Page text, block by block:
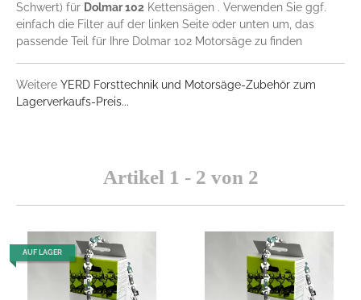
Schwert) für Dolmar 102 Kettensägen . Verwenden Sie ggf.
einfach die Filter auf der linken Seite oder unten um, das
passende Teil für Ihre Dolmar 102 Motorsäge zu finden
Weitere YERD Forsttechnik und Motorsäge-Zubehör zum
Lagerverkaufs-Preis...
Artikel 1 - 2 von 2
AUF LAGER